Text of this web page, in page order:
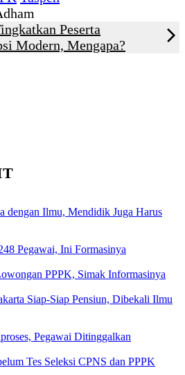
Peserta
Modern, Mengapa?
dengan Ilmu, Mendidik Juga Harus
Pegawai, Ini Formasinya
PPPK, Simak Informasinya
Siap-Siap Pensiun, Dibekali Ilmu
Pegawai Ditinggalkan
Tes Seleksi CPNS dan PPPK